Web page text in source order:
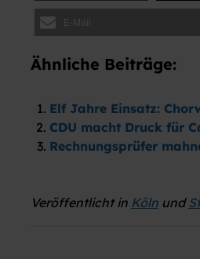
E-Mail
Ähnliche Beiträge:
Elf Jahre Einsatz:
CDU macht Druck für
Rechnungsprüfer
Veröffentlicht in Kölnund